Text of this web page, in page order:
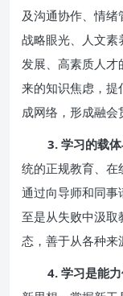
及沟通协作、情
战略眼光、人文素
发展、高素质人才
来的知识焦虑，提
成网络，形成融会
3. 学习的载体
统的正规教育、在
通过向导师和同事
至是从失败中汲取
态，善于从各种来
4. 学习是能